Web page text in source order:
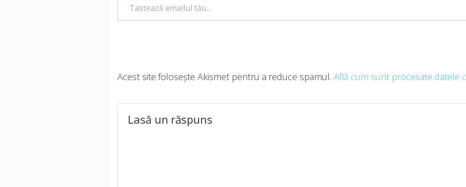
Lasă un răspuns
Acest site folosește Akismet pentru a reduce spamul. Află cum sunt procesate datele